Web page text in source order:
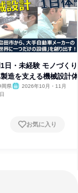
日・未経験 モノづく
造を支える機械設計
岡県
2026年10月・11月
お気に入り